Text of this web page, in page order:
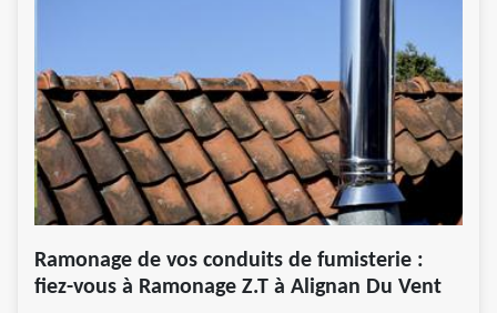
Ramonage de vos conduits de fumisterie :
fiez-vous à Ramonage Z.T à Alignan Du Vent